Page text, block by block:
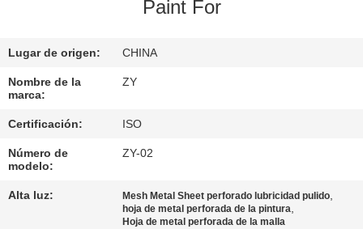
CONTROL
DE
CALIDAD
ÉNTRENOS
EN
CONTACTO
Paint For
Lugar de origen: CHINA
Nombre de la
marca:
ZY
Certificación: ISO
Número de
modelo:
ZY-02
Alta luz: Mesh Metal Sheet perforado lubricidad pulido,
hoja de metal perforada de la pintura,
Hoja de metal perforada de la malla